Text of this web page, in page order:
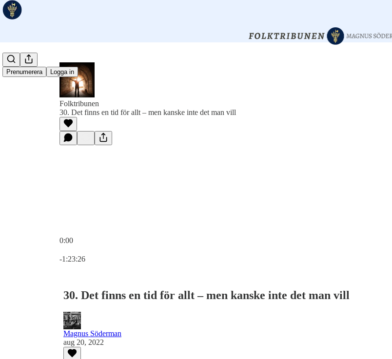
Prenumerera Logga in
Folktribunen
30. Det finns en tid för allt – men kanske inte det man vill
0:00
-1:23:26
30. Det finns en tid för allt – men kanske inte det man vill
Magnus Söderman
aug 20, 2022